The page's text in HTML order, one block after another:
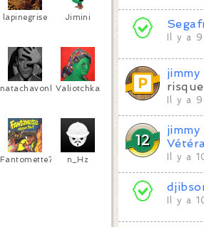
lapinegrise Jimini
natachavonbraunValiotchka
Fantomette75020n_Hz
Il y a
Il y a
Il y a
Il y a